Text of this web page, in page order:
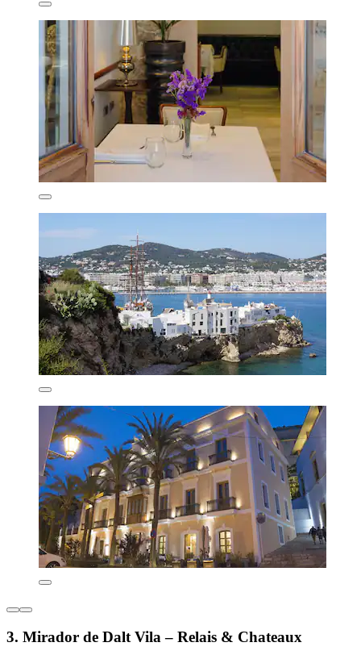
3. Mirador de Dalt Vila – Relais & Chateaux